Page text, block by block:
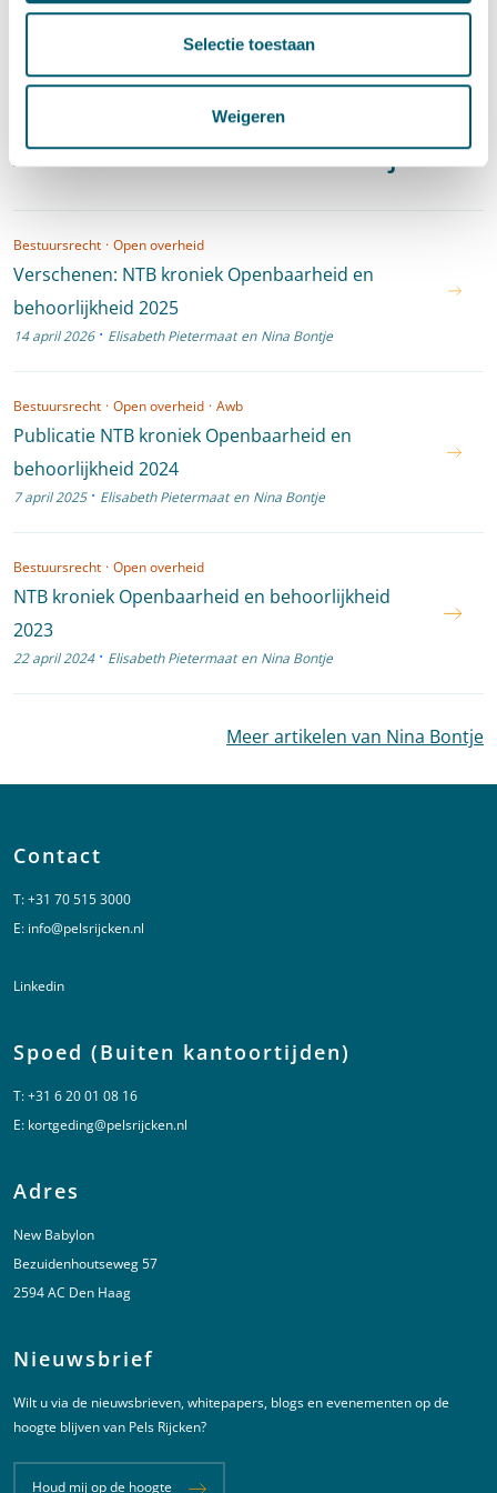
Selectie toestaan
Weigeren
Artikelen door Nina Bontje
Bestuursrecht · Open overheid
Verschenen: NTB kroniek Openbaarheid en
behoorlijkheid 2025
14 april 2026 · Elisabeth Pietermaat en Nina Bontje
Bestuursrecht · Open overheid · Awb
Publicatie NTB kroniek Openbaarheid en
behoorlijkheid 2024
7 april 2025 · Elisabeth Pietermaat en Nina Bontje
Bestuursrecht · Open overheid
NTB kroniek Openbaarheid en behoorlijkheid
2023
22 april 2024 · Elisabeth Pietermaat en Nina Bontje
Meer artikelen van Nina Bontje
Contact
T:+31 70 515 3000
E: info@pelsrijcken.nl
Linkedin
Spoed (Buiten kantoortijden)
T:+31 6 20 01 08 16
E: kortgeding@pelsrijcken.nl
Adres
New Babylon
Bezuidenhoutseweg 57
2594 AC Den Haag
Nieuwsbrief
Wilt u via de nieuwsbrieven, whitepapers, blogs en evenementen op de
hoogte blijven van Pels Rijcken?
Houd mij op de hoogte